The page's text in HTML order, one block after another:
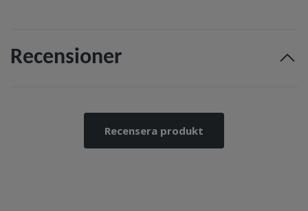
Recensioner
Recensera produkt